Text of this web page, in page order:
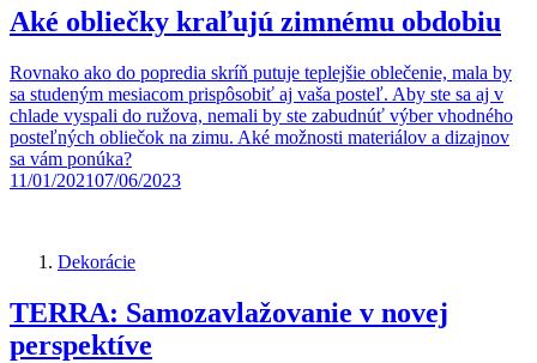
Aké obliečky kraľujú zimnému obdobiu
Rovnako ako do popredia skríň putuje teplejšie oblečenie, mala by
sa studeným mesiacom prispôsobiť aj vaša posteľ. Aby ste sa aj v
chlade vyspali do ružova, nemali by ste zabudnúť výber vhodného
posteľných obliečok na zimu. Aké možnosti materiálov a dizajnov
sa vám ponúka?
11/01/202107/06/2023
Dekorácie
TERRA: Samozavlažovanie v novej
perspektíve